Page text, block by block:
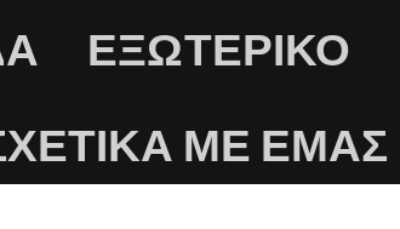
ΕΞΩΤΕΡΙΚΟ
ΜΕ ΕΜΆΣ